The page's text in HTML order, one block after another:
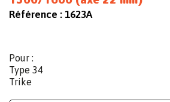
Référence : 1623A
Pour :
Type 34
Trike